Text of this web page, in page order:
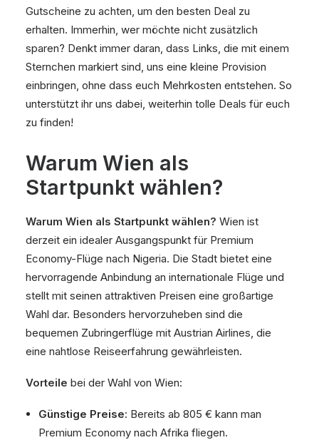
Gutscheine zu achten, um den besten Deal zu
erhalten. Immerhin, wer möchte nicht zusätzlich
sparen? Denkt immer daran, dass Links, die mit einem
Sternchen markiert sind, uns eine kleine Provision
einbringen, ohne dass euch Mehrkosten entstehen. So
unterstützt ihr uns dabei, weiterhin tolle Deals für euch
zu finden!
Warum Wien als
Startpunkt wählen?
Warum Wien als Startpunkt wählen? Wien ist
derzeit ein idealer Ausgangspunkt für Premium
Economy-Flüge nach Nigeria. Die Stadt bietet eine
hervorragende Anbindung an internationale Flüge und
stellt mit seinen attraktiven Preisen eine großartige
Wahl dar. Besonders hervorzuheben sind die
bequemen Zubringerflüge mit Austrian Airlines, die
eine nahtlose Reiseerfahrung gewährleisten.
Vorteile bei der Wahl von Wien:
Günstige Preise: Bereits ab 805 € kann man
Premium Economy nach Afrika fliegen.